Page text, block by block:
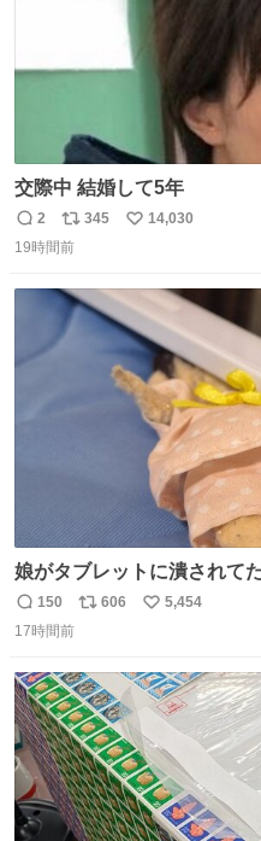
交際中 結婚して5年
返
信
2
リ
ポ
ト
数
345
い
数
14,030
19時間前
娘がタブレットに潰されて
けは娘の波長を感じ取れる
たらしい。 急いで旦那が救
3回ほど。 小さい手だけど
那に泣きついてた。
返
信
150
リ
ト
数
606
い
数
5,454
17時間前